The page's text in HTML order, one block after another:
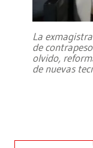
La
de
olvido,
de nuevas